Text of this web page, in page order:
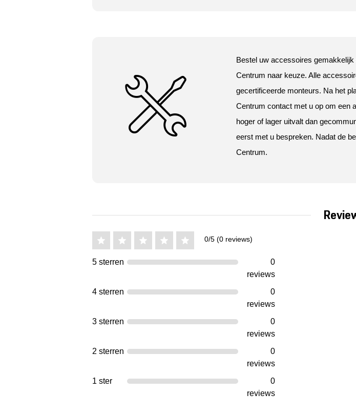
Bestel uw accessoires
Centrum naar keuze. Alle
gecertificeerde monteurs. Na het
Centrum contact met u op om een
hoger of lager uitvalt dan
eerst met u bespreken. Nadat de
Centrum.
0/5 (0 reviews)
5 sterren
0
reviews
4 sterren
0
reviews
3 sterren
0
reviews
2 sterren
0
reviews
1 ster
0
reviews